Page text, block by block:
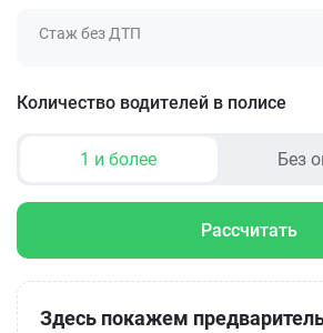
Стаж без ДТП
Количество водителей в полисе
1 и более Без
Рассчитать
Здесь покажем